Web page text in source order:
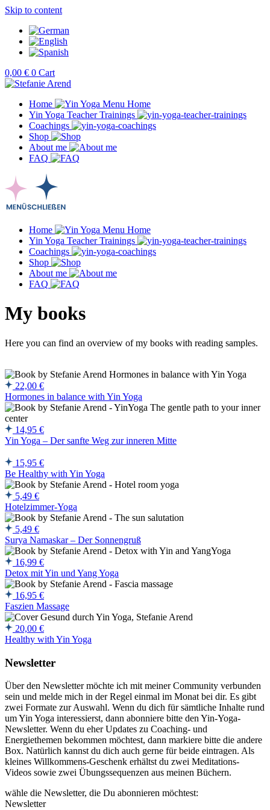
Skip to content
0,00 € 0 Cart
Home
Yin Yoga Teacher Trainings
Coachings
Shop
About me
FAQ
Home
Yin Yoga Teacher Trainings
Coachings
Shop
About me
FAQ
My books
Here you can find an overview of my books with reading samples.
22,00 €
Hormones in balance with Yin Yoga
14,95 €
Yin Yoga – Der sanfte Weg zur inneren Mitte
15,95 €
Be Healthy with Yin Yoga
5,49 €
Hotelzimmer-Yoga
5,49 €
Surya Namaskar – Der Sonnengruß
16,99 €
Detox mit Yin und Yang Yoga
16,95 €
Faszien Massage
20,00 €
Healthy with Yin Yoga
Newsletter
Über den Newsletter möchte ich mit meiner Community verbunden
sein und melde mich in der Regel einmal im Monat bei dir. Es gibt
zwei Formate zur Auswahl. Wenn du dich für sämtliche Inhalte rund
um Yin Yoga interessierst, dann abonniere bitte den Yin-Yoga-
Newsletter. Wenn du eher Updates zu Coaching- und
Energiethemen bekommen möchtest, dann markiere bitte die andere
Box. Natürlich kannst du dich auch gerne für beide eintragen. Als
kleines Willkommens-Geschenk erhältst du zwei Meditations-
Videos sowie zwei Übungssequenzen aus meinen Büchern.
wähle die Newsletter, die Du abonnieren möchtest:
Newsletter